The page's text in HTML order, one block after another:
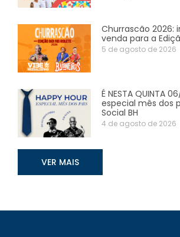
Churrascão 2026:
venda para a
5 de agosto de 2026
É NESTA QUINTA
especial mês dos
Social BH
4 de agosto de 2026
VER MAIS